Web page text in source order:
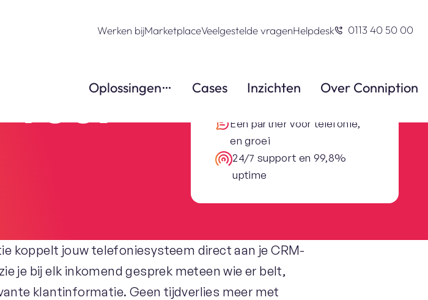
Werken bijMarketplaceVeelgestelde vragenHelpdesk 0113 40 50 00
Oplossingen Cases Inzichten Over Conniption
voor
Altijd professionele
Eén partner voor telefonie,
en groei
24/7 support en 99,8%
uptime
koppelt jouw telefoniesysteem direct aan je CRM-
je bij elk inkomend gesprek meteen wie er belt,
klantinformatie. Geen tijdverlies meer met